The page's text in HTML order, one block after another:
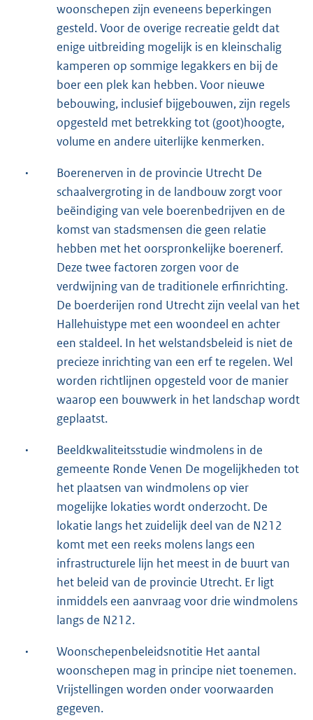
woonschepen zijn eveneens beperkingen
gesteld. Voor de overige recreatie geldt dat
enige uitbreiding mogelijk is en kleinschalig
kamperen op sommige legakkers en bij de
boer een plek kan hebben. Voor nieuwe
bebouwing, inclusief bijgebouwen, zijn regels
opgesteld met betrekking tot (goot)hoogte,
volume en andere uiterlijke kenmerken.
·
Boerenerven in de provincie Utrecht De
schaalvergroting in de landbouw zorgt voor
beëindiging van vele boerenbedrijven en de
komst van stadsmensen die geen relatie
hebben met het oorspronkelijke boerenerf.
Deze twee factoren zorgen voor de
verdwijning van de traditionele erfinrichting.
De boerderijen rond Utrecht zijn veelal van het
Hallehuistype met een woondeel en achter
een staldeel. In het welstandsbeleid is niet de
precieze inrichting van een erf te regelen. Wel
worden richtlijnen opgesteld voor de manier
waarop een bouwwerk in het landschap wordt
geplaatst.
·
Beeldkwaliteitsstudie windmolens in de
gemeente Ronde Venen De mogelijkheden tot
het plaatsen van windmolens op vier
mogelijke lokaties wordt onderzocht. De
lokatie langs het zuidelijk deel van de N212
komt met een reeks molens langs een
infrastructurele lijn het meest in de buurt van
het beleid van de provincie Utrecht. Er ligt
inmiddels een aanvraag voor drie windmolens
langs de N212.
·
Woonschepenbeleidsnotitie Het aantal
woonschepen mag in principe niet toenemen.
Vrijstellingen worden onder voorwaarden
gegeven.